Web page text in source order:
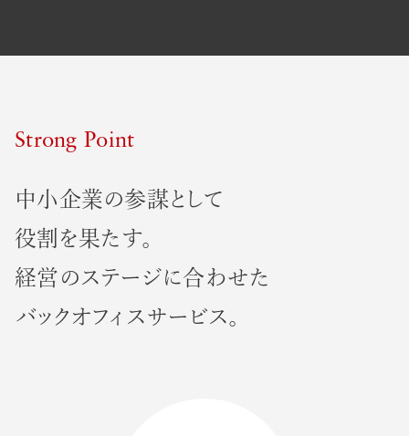
Strong Point
中小企業の参謀と して
役割 を果た す。
経営 の ステー ジに合わせた
バッ ク オフィ スサー ビス。